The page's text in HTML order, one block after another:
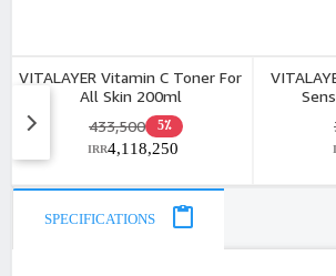
VITALAYER Vitamin C Toner For
All Skin 200ml
5٪ 433,500
4,118,250
IRR
SPECIFICATIONS